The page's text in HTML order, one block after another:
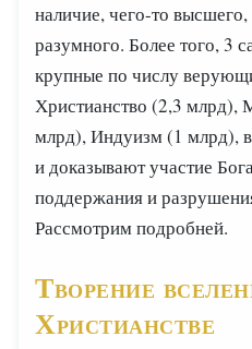
наличие, чего-то
разумного. Более того, 3
крупные по числу
Христианство (2,3 млрд),
млрд), Индуизм (1 млрд),
и доказывают участие
поддержания и
Рассмотрим подробней.
Творение
Христианстве